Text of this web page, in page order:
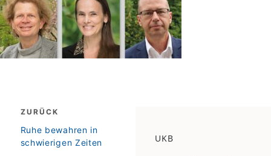
Beitragsnavigation
ZURÜCK
zurück
Ruhe bewahren in
schwierigen Zeiten
UKB